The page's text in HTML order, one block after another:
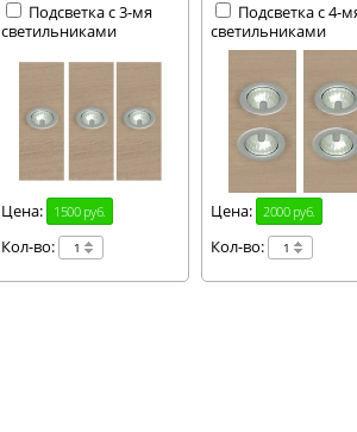
Подсветка с 3-мя
светильниками
Цена: 1500 руб.
Кол-во:
Подсветка с 4-
светильниками
Цена: 2000 руб.
Кол-во: